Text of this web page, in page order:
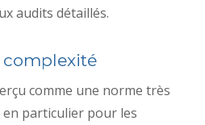
audits détaillés.
complexité
comme une norme très
particulier pour les